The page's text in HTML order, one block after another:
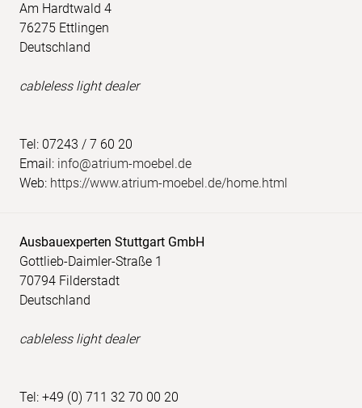
Am Hardtwald 4
76275 Ettlingen
Deutschland
cableless light dealer
Tel: 07243 / 7 60 20
Email: info@atrium-moebel.de
Web: https://www.atrium-moebel.de/home.html
Ausbauexperten Stuttgart GmbH
Gottlieb-Daimler-Straße 1
70794 Filderstadt
Deutschland
cableless light dealer
Tel: +49 (0) 711 32 70 00 20